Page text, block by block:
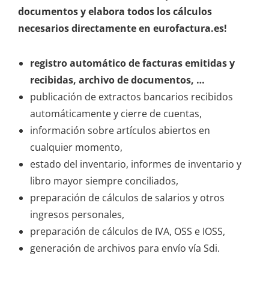
documentos y elabora todos los cálculos
necesarios directamente en eurofactura.es!
registro automático de facturas emitidas y
recibidas, archivo de documentos, …
publicación de extractos bancarios recibidos
automáticamente y cierre de cuentas,
información sobre artículos abiertos en
cualquier momento,
estado del inventario, informes de inventario y
libro mayor siempre conciliados,
preparación de cálculos de salarios y otros
ingresos personales,
preparación de cálculos de IVA, OSS e IOSS,
generación de archivos para envío vía Sdi.